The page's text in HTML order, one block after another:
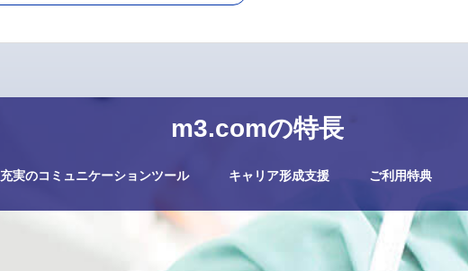
m3.comの特長
充実のコミュニケーションツール キャリア形成支援 ご利用特典